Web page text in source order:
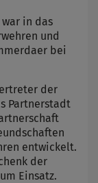
in das
und
bei
der
Partnerstadt
entwickelt.
der
Einsatz.